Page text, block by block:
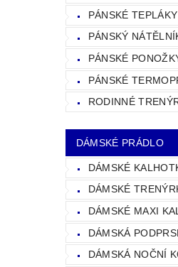
PÁNSKÉ TEPLÁKY
PÁNSKÝ
PÁNSKÉ
PÁNSKÉ
RODINNÉ
DÁMSKÉ PRÁDLO
DÁMSKÉ
DÁMSKÉ
DÁMSKÉ MAXI
DÁMSKÁ
DÁMSKÁ NOČNÍ